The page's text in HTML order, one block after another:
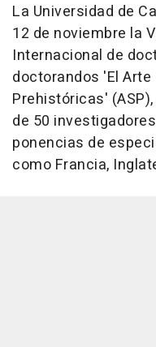
La Universidad de
12 de noviembre la
Internacional de
doctorandos 'El
Prehistóricas'
de 50
ponencias de
como Francia,